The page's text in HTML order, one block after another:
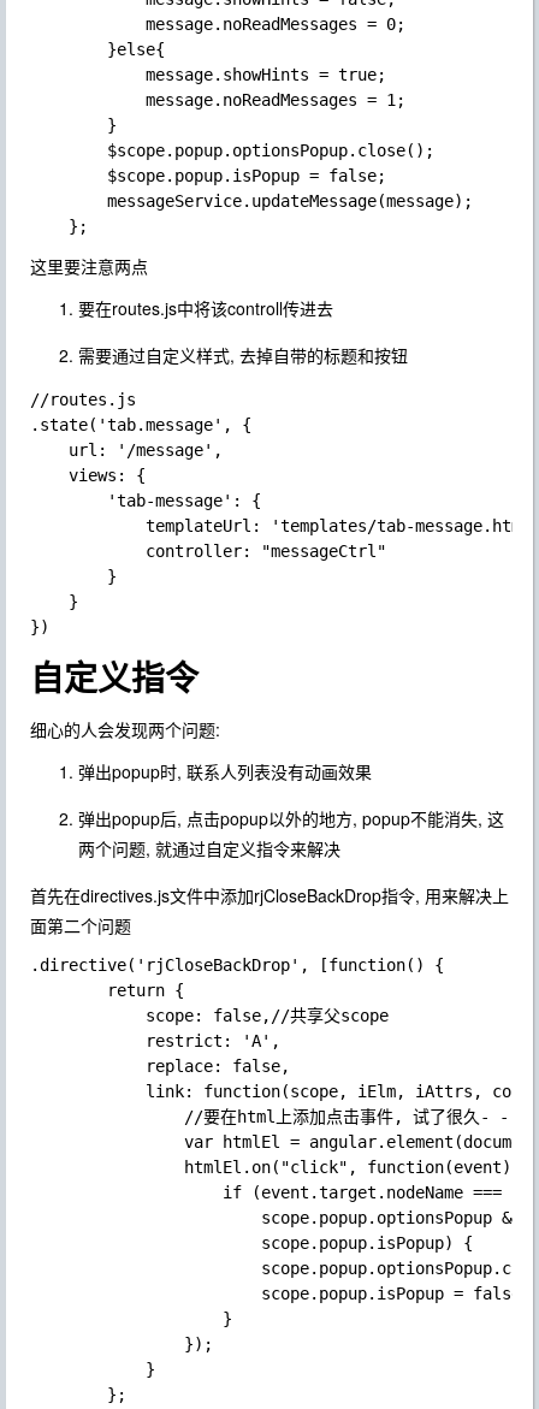
            message.noReadMessages = 0;
        }else{
            message.showHints = true;
            message.noReadMessages = 1;
        }
        $scope.popup.optionsPopup.close();
        $scope.popup.isPopup = false;
        messageService.updateMessage(message);
这里要注意两点
要在routes.js中将该controll传进去
需要通过自定义样式, 去掉自带的标题和按钮
//routes.js
.state('tab.message', {
    url: '/message',
    views: {
        'tab-message': {
templateUrl: 'templates/tab-
            controller: "messageCtrl"
        }
    }
自定义指令
细心的人会发现两个问题:
弹出popup时, 联系人列表没有动画效果
弹出popup后, 点击popup以外的地方, popup不能消失, 这
两个问题, 就通过自定义指令来解决
首先在directives.js文件中添加rjCloseBackDrop指令, 用来解决上
面第二个问题
.directive('rjCloseBackDrop', [function() {
        return {
            scope: false,//共享父scope
            restrict: 'A',
            replace: false,
link: function(scope, iElm, iAttrs,
                //要在html上添加点击事件, 试了很久- -!
var htmlEl =
                htmlEl.on("click", function(event) {
if (event.target.nodeName ===
                        scope.popup.optionsPopup &&
                        scope.popup.isPopup) {
                        scope.popup.isPopup = false;
                    }
                });
            }
        };